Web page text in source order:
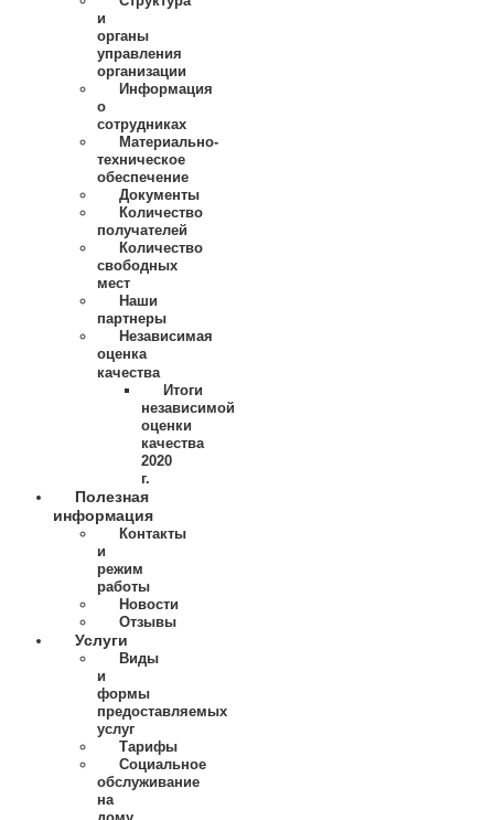
и
органы
управления
организации
Информация
о
сотрудниках
Материально-
техническое
обеспечение
Документы
Количество
получателей
Количество
свободных
мест
Наши
партнеры
Независимая
оценка
качества
Итоги
независимой
оценки
качества
2020
г.
Полезная
информация
Контакты
и
режим
работы
Новости
Отзывы
Услуги
Виды
и
формы
предоставляемых
услуг
Тарифы
Социальное
обслуживание
на